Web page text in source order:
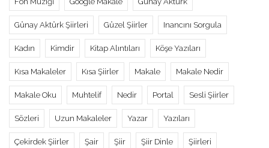
Günay Aktürk Şiirleri Güzel Şiirler Inancını Sorgula
Kadın Kimdir Kitap Alıntıları Köşe Yazıları
Kısa Makaleler Kısa Şiirler Makale Makale Nedir
Makale Oku Muhtelif Nedir Portal Sesli Şiirler
Sözleri Uzun Makaleler Yazar Yazıları
Çekirdek Şiirler Şair Şiir Şiir Dinle Şiirleri